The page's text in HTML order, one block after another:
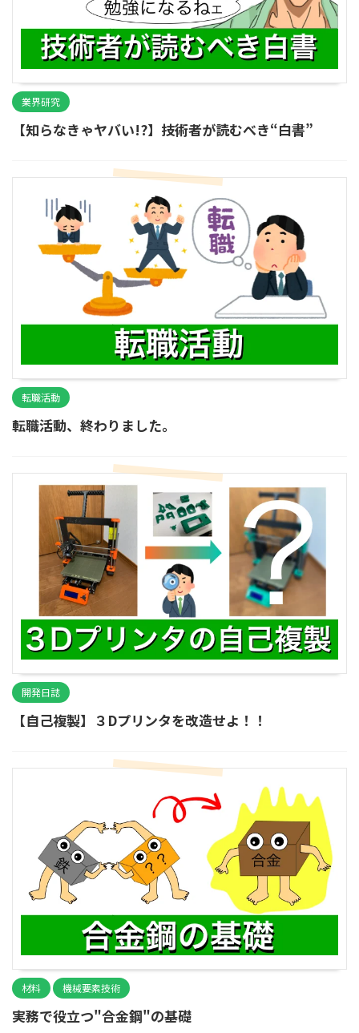
業界研究
【知らなきゃヤバい!?】技術者が読むべき“白書”
転職活動
転職活動、終わりました。
開発日誌
【自己複製】３Dプリンタを改造せよ！！
材料 機械要素技術
実務で役立つ"合金鋼"の基礎